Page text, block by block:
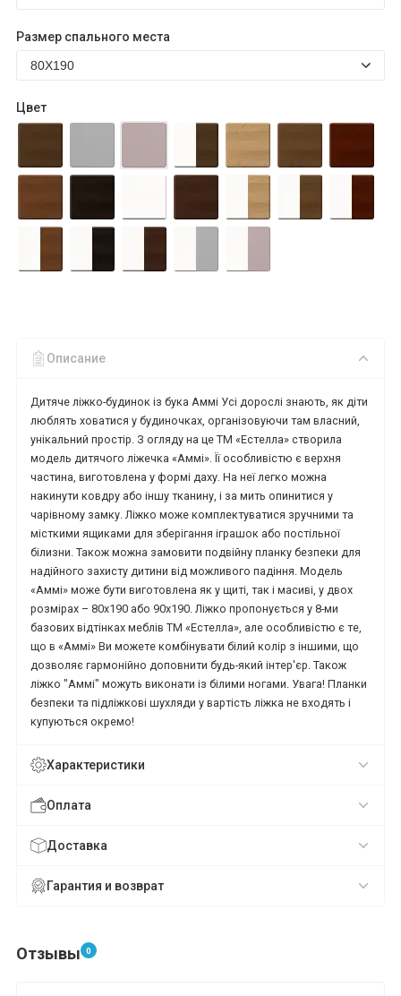
Размер спального места
Цвет
Описание
Дитяче ліжко-будинок із бука Аммі Усі дорослі знають, як діти
люблять ховатися у будиночках, організовуючи там власний,
унікальний простір. З огляду на це ТМ «Естелла» створила
модель дитячого ліжечка «Аммі». Її особливістю є верхня
частина, виготовлена у формі даху. На неї легко можна
накинути ковдру або іншу тканину, і за мить опинитися у
чарівному замку. Ліжко може комплектуватися зручними та
місткими ящиками для зберігання іграшок або постільної
білизни. Також можна замовити подвійну планку безпеки для
надійного захисту дитини від можливого падіння. Модель
«Аммі» може бути виготовлена як у щиті, так і масиві, у двох
розмірах – 80х190 або 90х190. Ліжко пропонується у 8-ми
базових відтінках меблів ТМ «Естелла», але особливістю є те,
що в «Аммі» Ви можете комбінувати білий колір з іншими, що
дозволяє гармонійно доповнити будь-який інтер'єр. Також
ліжко "Аммі" можуть виконати із білими ногами. Увага! Планки
безпеки та підліжкові шухляди у вартість ліжка не входять і
купуються окремо!
Характеристики
Оплата
Доставка
Гарантия и возврат
Отзывы 0